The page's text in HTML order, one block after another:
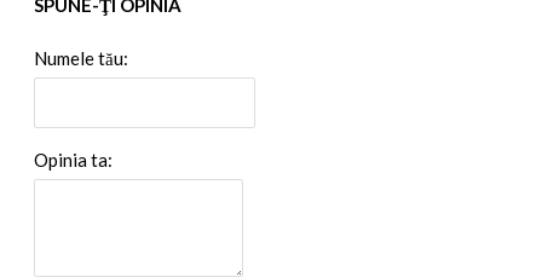
SPUNE-ŢI OPINIA
Numele tău:
Opinia ta: